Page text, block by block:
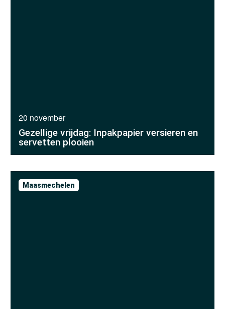
20 november
Gezellige vrijdag: Inpakpapier versieren en
servetten plooien
Maasmechelen